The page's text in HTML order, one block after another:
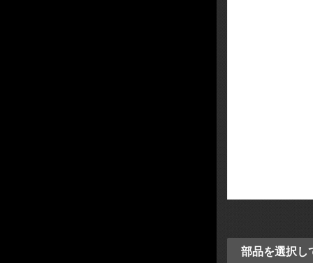
部品を選択し